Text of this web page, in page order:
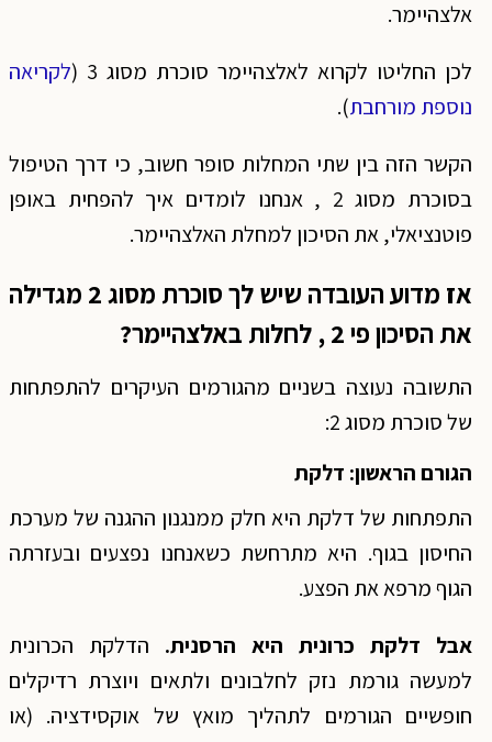
אלצהיימר.
לכן החליטו לקרוא לאלצהיימר סוכרת מסוג 3 (
לקריאה
נוספת מורחבת).
הקשר הזה בין שתי המחלות סופר חשוב, כי דרך הטיפול
בסוכרת מסוג 2 , אנחנו לומדים איך להפחית באופן
פוטנציאלי, את הסיכון למחלת האלצהיימר.
אז מדוע העובדה שיש לך סוכרת מסוג 2 מגדילה
את הסיכון פי 2 , לחלות באלצהיימר?
התשובה נעוצה בשניים מהגורמים העיקרים להתפתחות
של סוכרת מסוג 2:
הגורם הראשון: דלקת
התפתחות של דלקת היא חלק ממנגנון ההגנה של מערכת
החיסון בגוף. היא מתרחשת כשאנחנו נפצעים ובעזרתה
הגוף מרפא את הפצע.
אבל דלקת כרונית היא הרסנית. הדלקת הכרונית
למעשה גורמת נזק לחלבונים ולתאים ויוצרת רדיקלים
חופשיים הגורמים לתהליך מואץ של אוקסידציה. (או